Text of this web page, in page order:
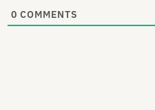
0 COMMENTS